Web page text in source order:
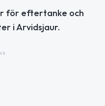
för eftertanke och
i Arvidsjaur.